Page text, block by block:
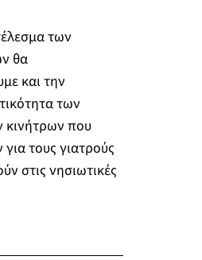
των
θα
και την
των
κινήτρων που
τους γιατρούς
στις νησιωτικές